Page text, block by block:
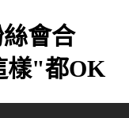
會合
樣"都OK